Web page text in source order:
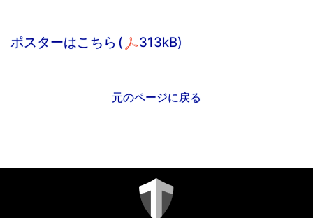
ポスターはこちら ( 313kB)
元のページに戻る